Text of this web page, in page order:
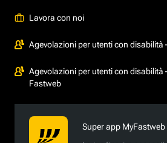
Lavora con noi
Agevolazioni per utenti con disabilità
Agevolazioni per utenti con disabilità
Fastweb
Super app MyFastweb